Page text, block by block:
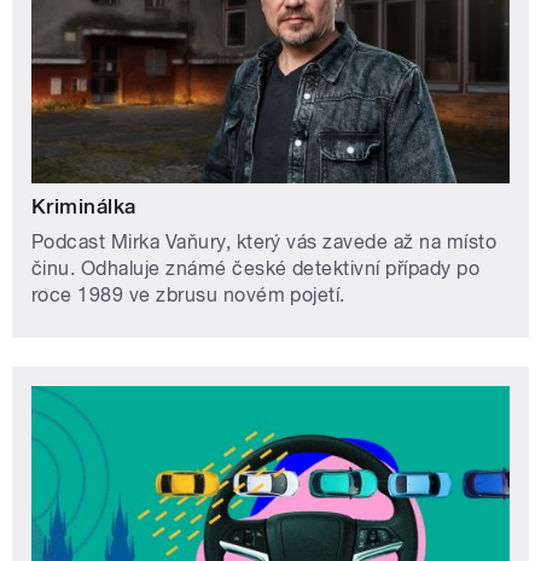
Kriminálka
Podcast Mirka Vaňury, který vás zavede až na místo
činu. Odhaluje známé české detektivní případy po
roce 1989 ve zbrusu novém pojetí.